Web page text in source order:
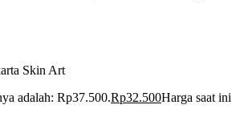
Skin Art
adalah: Rp37.500.Rp32.500Harga saat ini